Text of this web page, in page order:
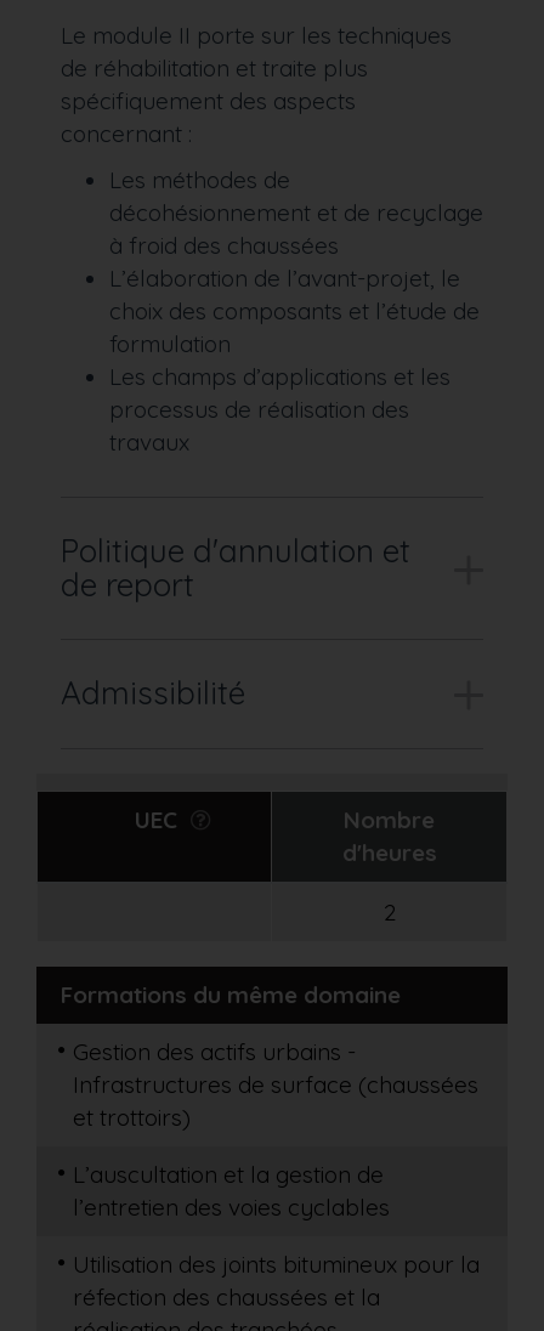
Le module II porte sur les techniques
de réhabilitation et traite plus
spécifiquement des aspects
concernant :
Les méthodes de
décohésionnement et de recyclage
à froid des chaussées
L’élaboration de l’avant-projet, le
choix des composants et l’étude de
formulation
Les champs d’applications et les
processus de réalisation des
travaux
Politique d'annulation et
de report
Admissibilité
UEC
Nombre
d'heures
2
Formations du même domaine
Gestion des actifs urbains -
Infrastructures de surface (chaussées
et trottoirs)
L’auscultation et la gestion de
l’entretien des voies cyclables
Utilisation des joints bitumineux pour la
réfection des chaussées et la